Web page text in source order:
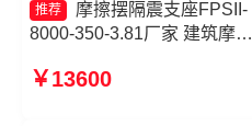
推荐
摩擦摆隔震支座FPSII-
8000-350-3.81厂家 建筑摩擦
座 摩擦摆隔震支座FPSII-
￥13600